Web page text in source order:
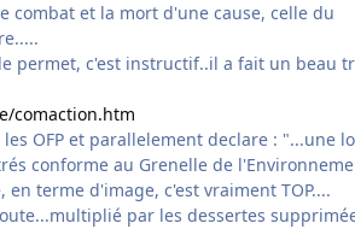
combat et la mort d'une cause, celle du
permet, c'est instructif..il a fait un beau
comaction.htm
OFP et parallelement declare : "...une
conforme au Grenelle de
terme d'image, c'est vraiment TOP....
par les dessertes